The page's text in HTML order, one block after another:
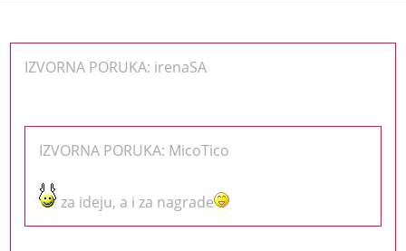
IZVORNA PORUKA: irenaSA
IZVORNA PORUKA: MicoTico
za ideju, a i za nagrade